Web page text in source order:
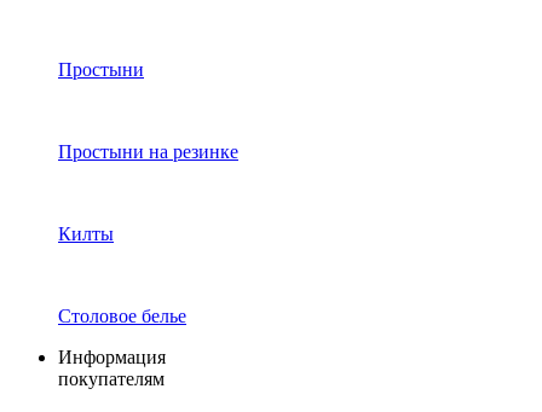
Простыни
Простыни на резинке
Килты
Столовое белье
Информация
покупателям